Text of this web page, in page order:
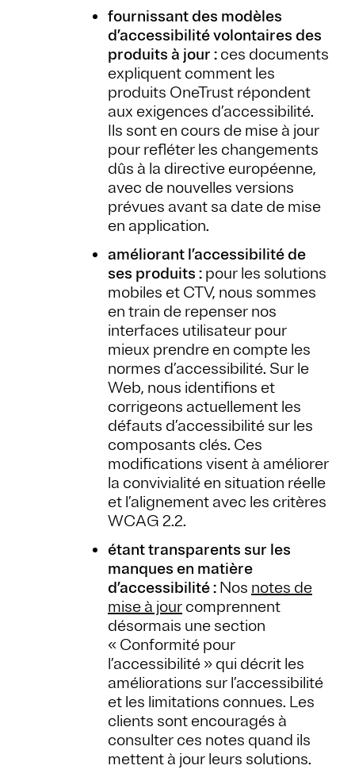
fournissant des modèles
d’accessibilité volontaires des
produits à jour : ces documents
expliquent comment les
produits OneTrust répondent
aux exigences d’accessibilité.
Ils sont en cours de mise à jour
pour refléter les changements
dûs à la directive européenne,
avec de nouvelles versions
prévues avant sa date de mise
en application.
améliorant l’accessibilité de
ses produits : pour les solutions
mobiles et CTV, nous sommes
en train de repenser nos
interfaces utilisateur pour
mieux prendre en compte les
normes d’accessibilité. Sur le
Web, nous identifions et
corrigeons actuellement les
défauts d’accessibilité sur les
composants clés. Ces
modifications visent à améliorer
la convivialité en situation réelle
et l’alignement avec les critères
WCAG 2.2.
étant transparents sur les
manques en matière
d’accessibilité : Nos notes de
mise à jour comprennent
désormais une section
« Conformité pour
l’accessibilité » qui décrit les
améliorations sur l’accessibilité
et les limitations connues. Les
clients sont encouragés à
consulter ces notes quand ils
mettent à jour leurs solutions.